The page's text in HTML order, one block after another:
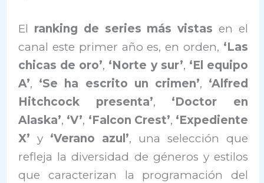
El ranking de series más vistas en el
canal este primer año es, en orden, ‘Las
chicas de oro’, ‘Norte y sur’, ‘El equipo
A’, ‘Se ha escrito un crimen’, ‘Alfred
Hitchcock presenta’, ‘Doctor en
Alaska’, ‘V’, ‘Falcon Crest’, ‘Expediente
X’ y ‘Verano azul’, una selección que
refleja la diversidad de géneros y estilos
que caracterizan la programación del